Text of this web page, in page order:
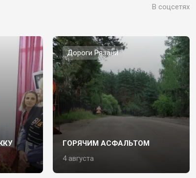
В соцсетях
Дороги Рязани
ГОРЯЧИМ АСФАЛЬТОМ
4 августа